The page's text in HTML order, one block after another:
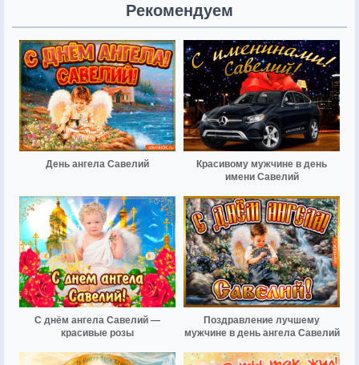
Рекомендуем
День ангела Савелий
Красивому мужчине в день
имени Савелий
С днём ангела Савелий —
красивые розы
Поздравление лучшему
мужчине в день ангела Савелий